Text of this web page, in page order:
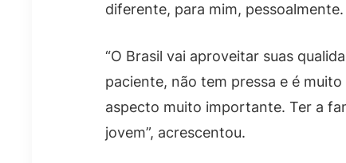
diferente, para mim,
“O Brasil vai aproveitar suas
paciente, não tem pressa e é
aspecto muito importante. Ter a
jovem”, acrescentou.